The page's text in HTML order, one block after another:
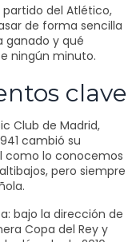
partido del Atlético,
de forma sencilla
ganado y qué
ningún minuto.
clave
Club de Madrid,
cambió su
como lo conocemos
pero siempre
bajo la dirección de
Copa del Rey y